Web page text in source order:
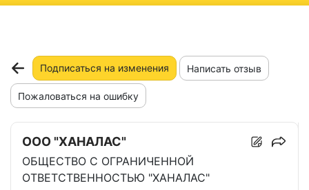
Подписаться на изменения Написать отзыв
Пожаловаться на ошибку
ООО "ХАНАЛАС"
ОБЩЕСТВО С ОГРАНИЧЕННОЙ
ОТВЕТСТВЕННОСТЬЮ "ХАНАЛАС"